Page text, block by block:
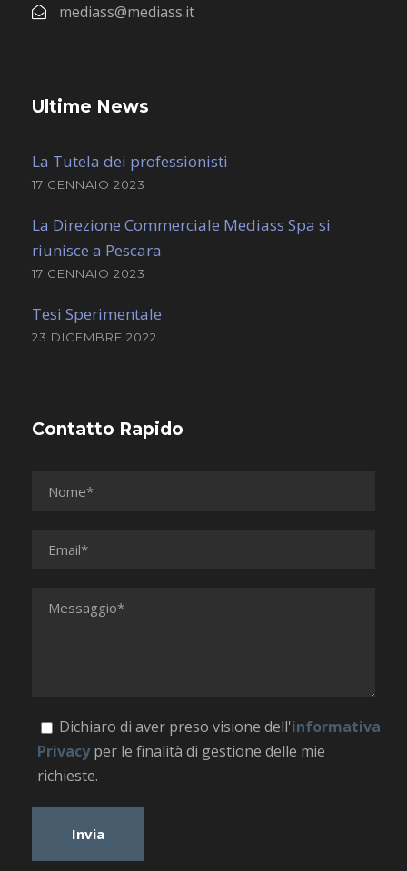
mediass@mediass.it
Ultime News
La Tutela dei professionisti
17 GENNAIO 2023
La Direzione Commerciale Mediass Spa si
riunisce a Pescara
17 GENNAIO 2023
Tesi Sperimentale
23 DICEMBRE 2022
Contatto Rapido
Dichiaro di aver preso visione dell'informativa
Privacyper le finalità di gestione delle mie
richieste.